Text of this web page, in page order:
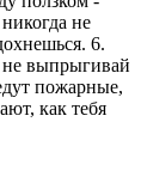
не
6.
выпрыгивай
пожарные,
как тебя